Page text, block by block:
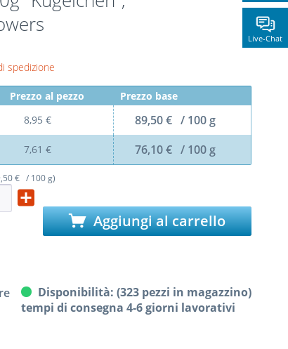
Live-Chat
spedizione
Prezzo al pezzo
Prezzo base
8,95 € 89,50 € / 100 g
7,61 € 76,10 € / 100 g
€ / 100 g)
Aggiungi al carrello
Disponibilità: (323 pezzi in magazzino)
tempi di consegna 4-6 giorni lavorativi